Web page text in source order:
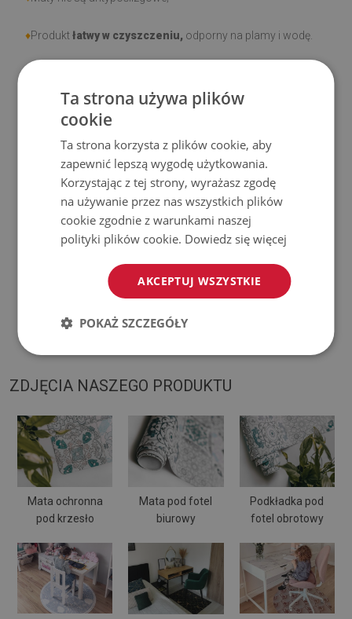
♦Produktłatwy w czyszczeniu, odporny na plamy i wodę.
użytkowaniu wynikające z upływu czasu (np. przetarcia) nie
podlegają reklamacjom.
Jak dbać o produkt?
Czyść wilgotną szmatką —
nie używaj silnych środków
chemicznych.
Mata jest przeznaczona do użytku na
ZDJĘCIA NASZEGO PRODUKTU
Mata ochronna
pod krzesło
Mata pod fotel
biurowy
Podkładka pod
fotel obrotowy
Ta strona używa plików
cookie
Ta strona korzysta z plików cookie, aby
zapewnić lepszą wygodę użytkowania.
Korzystając z tej strony, wyrażasz zgodę
na używanie przez nas wszystkich plików
cookie zgodnie z warunkami naszej
polityki plików cookie. Dowiedz się więcej
AKCEPTUJ WSZYSTKIE
POKAŻ SZCZEGÓŁY